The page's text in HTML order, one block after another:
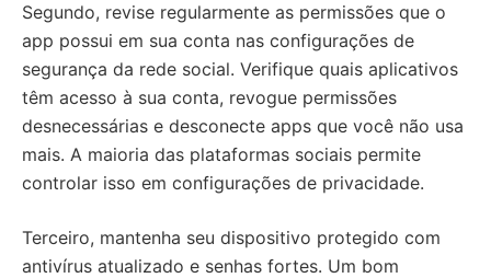
Segundo, revise regularmente as permissões que o
app possui em sua conta nas configurações de
segurança da rede social. Verifique quais aplicativos
têm acesso à sua conta, revogue permissões
desnecessárias e desconecte apps que você não usa
mais. A maioria das plataformas sociais permite
controlar isso em configurações de privacidade.
Terceiro, mantenha seu dispositivo protegido com
antivírus atualizado e senhas fortes. Um bom